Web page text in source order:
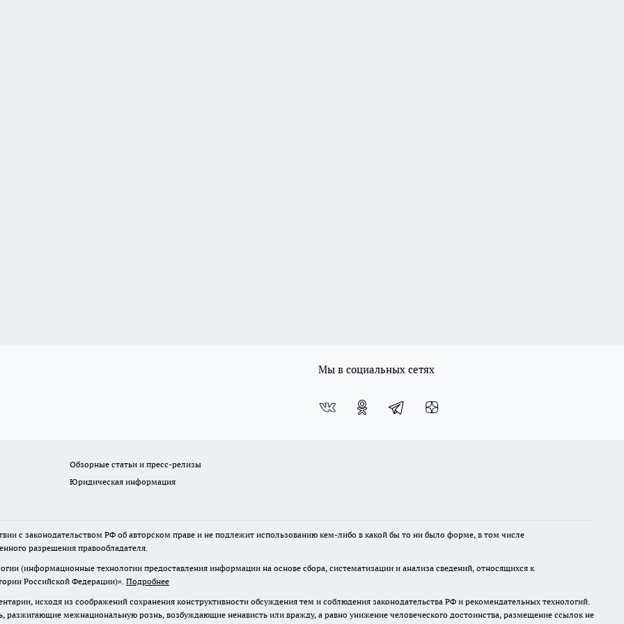
Мы в социальных сетях
Обзорные статьи и пресс-релизы
Юридическая информация
с законодательством РФ об авторском праве и не подлежит использованию кем-либо в какой бы то ни было форме, в том числе
разрешения правообладателя.
(информационные технологии предоставления информации на основе сбора, систематизации и анализа сведений, относящихся к
Российской Федерации)». Подробнее
исходя из соображений сохранения конструктивности обсуждения тем и соблюдения законодательства РФ и рекомендательных технологий.
межнациональную рознь, возбуждающие ненависть или вражду, а равно унижение человеческого достоинства, размещение ссылок не